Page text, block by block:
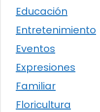
Educación
Entretenimiento
Eventos
Expresiones
Familiar
Floricultura